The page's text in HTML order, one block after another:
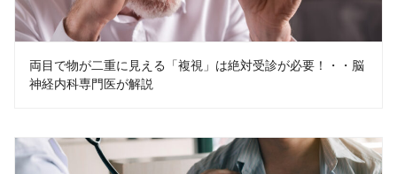
両目で物が二重に見える「複視」は絶対受診が必要！・・脳
神経内科専門医が解説